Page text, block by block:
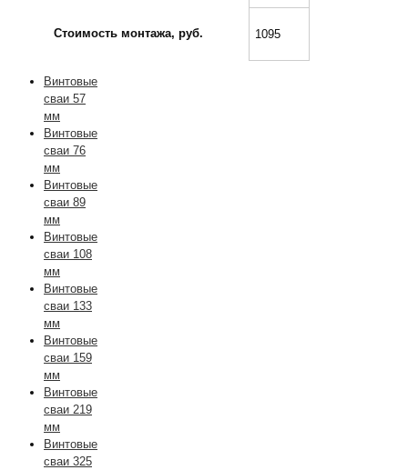
Стоимость монтажа, руб. 1095
Винтовые
сваи 57
мм
Винтовые
сваи 76
мм
Винтовые
сваи 89
мм
Винтовые
сваи 108
мм
Винтовые
сваи 133
мм
Винтовые
сваи 159
мм
Винтовые
сваи 219
мм
Винтовые
сваи 325